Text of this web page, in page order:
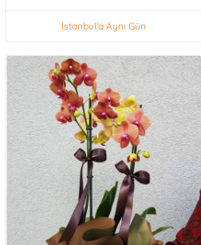
İstanbul'a Aynı Gün